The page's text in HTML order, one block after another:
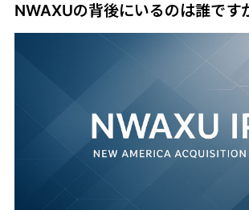
NWAXUの背後にいるのは誰です